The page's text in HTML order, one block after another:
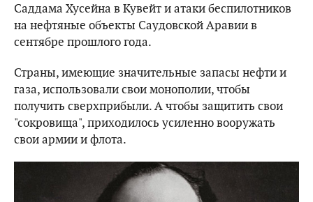
Саддама Хусейна в Кувейт и атаки беспилотников
на нефтяные объекты Саудовской Аравии в
сентябре прошлого года.
Страны, имеющие значительные запасы нефти и
газа, использовали свои монополии, чтобы
получить сверхприбыли. А чтобы защитить свои
"сокровища", приходилось усиленно вооружать
свои армии и флота.